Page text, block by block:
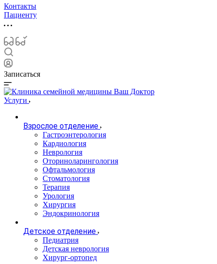
Контакты
Пациенту
Записаться
Услуги
Взрослое отделение
Гастроэнтерология
Кардиология
Неврология
Оториноларингология
Офтальмология
Стоматология
Терапия
Урология
Хирургия
Эндокринология
Детское отделение
Педиатрия
Детская неврология
Хирург-ортопед